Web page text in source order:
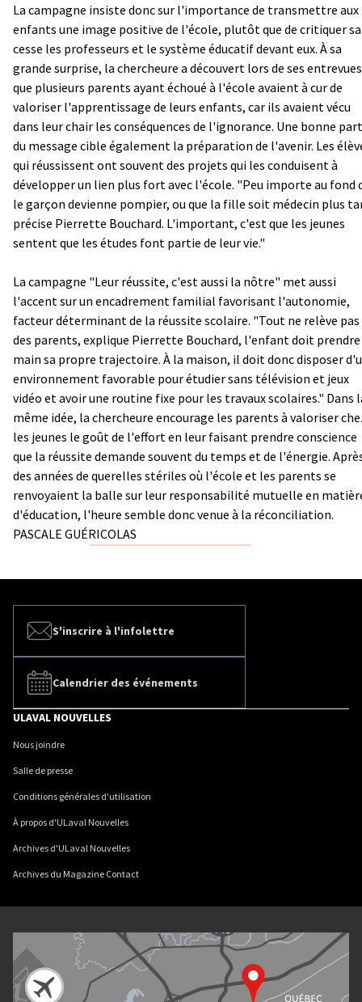
La campagne insiste donc sur l'importance de transmettre aux
enfants une image positive de l'école, plutôt que de critiquer
cesse les professeurs et le système éducatif devant eux. À sa
grande surprise, la chercheure a découvert lors de ses entrevues
que plusieurs parents ayant échoué à l'école avaient à cur de
valoriser l'apprentissage de leurs enfants, car ils avaient vécu
dans leur chair les conséquences de l'ignorance. Une bonne
du message cible également la préparation de l'avenir. Les
qui réussissent ont souvent des projets qui les conduisent à
développer un lien plus fort avec l'école. "Peu importe au fond
le garçon devienne pompier, ou que la fille soit médecin plus
précise Pierrette Bouchard. L'important, c'est que les jeunes
sentent que les études font partie de leur vie."
La campagne "Leur réussite, c'est aussi la nôtre" met aussi
l'accent sur un encadrement familial favorisant l'autonomie,
facteur déterminant de la réussite scolaire. "Tout ne relève pas
des parents, explique Pierrette Bouchard, l'enfant doit prendre
main sa propre trajectoire. À la maison, il doit donc disposer
environnement favorable pour étudier sans télévision et jeux
vidéo et avoir une routine fixe pour les travaux scolaires." Dans
même idée, la chercheure encourage les parents à valoriser
les jeunes le goût de l'effort en leur faisant prendre conscience
que la réussite demande souvent du temps et de l'énergie.
des années de querelles stériles où l'école et les parents se
renvoyaient la balle sur leur responsabilité mutuelle en
d'éducation, l'heure semble donc venue à la réconciliation.
PASCALE GUÉRICOLAS
S'inscrire à l'infolettre
Calendrier des événements
ULAVAL NOUVELLES
Nous joindre
Salle de presse
Conditions générales d'utilisation
À propos d'ULaval Nouvelles
Archives d'ULaval Nouvelles
Archives du Magazine Contact